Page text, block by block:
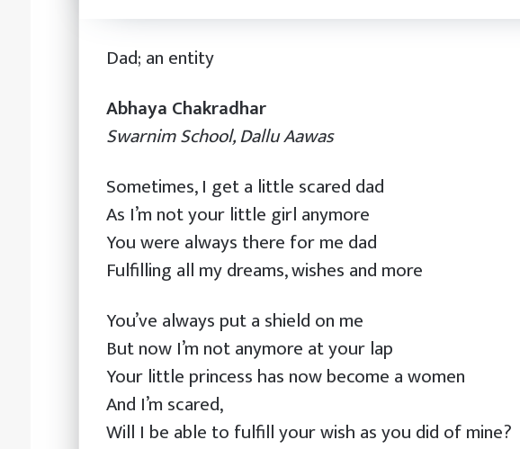
Dad; an entity
Abhaya Chakradhar
Swarnim School, Dallu Aawas
Sometimes, I get a little scared dad
As I’m not your little girl anymore
You were always there for me dad
Fulfilling all my dreams, wishes and more
You’ve always put a shield on me
But now I’m not anymore at your lap
Your little princess has now become a women
And I’m scared,
Will I be able to fulfill your wish as you did of mine?
वन्यजन्तु
२०८३ असार ९